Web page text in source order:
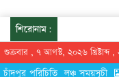
শিরোনাম:
শুক্রবার , ৭ আগস্ট, ২০২৬ খ্রিষ্টাব্দ ,
চাঁদপুর পরিচিতি লঞ্চ সময়সূচী